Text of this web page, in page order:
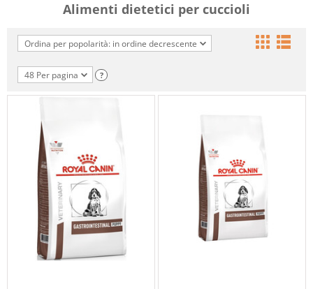
Alimenti dietetici per cuccioli
Ordina per popolarità: in ordine decrescente
48 Per pagina ?